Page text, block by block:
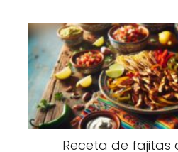
Receta de fajitas